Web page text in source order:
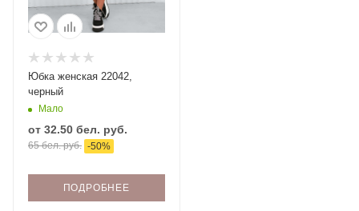
Юбка женская 22042,
черный
Мало
от 32.50 бел. руб.
65 бел. руб. -50%
ПОДРОБНЕЕ